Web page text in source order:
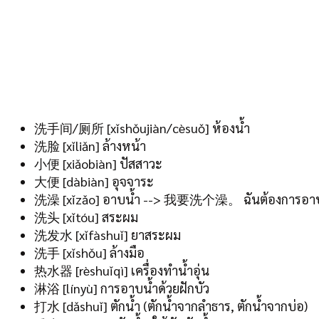
洗手间/厕所 [xǐshǒujiàn/cèsuǒ] ห้องน้ำ
洗脸 [xǐliǎn] ล้างหน้า
小便 [xiǎobiàn] ปัสสาวะ
大便 [dàbiàn] อุจจาระ
洗澡 [xǐzǎo] อาบน้ำ --> 我要洗个澡。 ฉันต้องการอ
洗头 [xǐtóu] สระผม
洗发水 [xǐfàshuǐ] ยาสระผม
洗手 [xǐshǒu] ล้างมือ
热水器 [rèshuǐqì] เครื่องทำน้ำอุ่น
淋浴 [línyù] การอาบน้ำด้วยฝักบัว
打水 [dǎshuǐ] ตักน้ำ (ตักน้ำจากลำธาร, ตักน้ำจากบ่อ)